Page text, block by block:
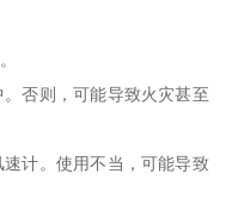
否则，可能导致火灾甚至
计。使用不当，可能导致